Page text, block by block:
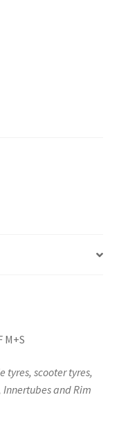
M+S
tyres, scooter tyres,
and Rim